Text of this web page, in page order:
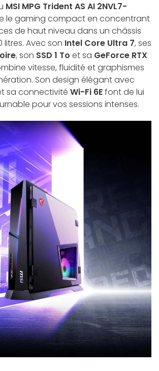
MSI MPG Trident AS AI 2NVL7-
le gaming compact en concentrant
de haut niveau dans un châssis
litres. Avec son Intel Core Ultra 7, ses
, son SSD 1 To et sa GeForce RTX
vitesse, fluidité et graphismes
Son design élégant avec
sa connectivité Wi-Fi 6Efont de lui
pour vos sessions intenses.